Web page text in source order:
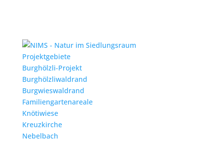
Projektgebiete
Burghölzli-Projekt
Burghölzliwaldrand
Burgwieswaldrand
Familiengartenareale
Knötiwiese
Kreuzkirche
Nebelbach